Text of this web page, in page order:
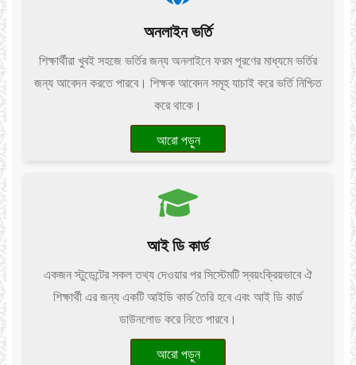
অনলাইন ভর্তি
শিক্ষার্থীরা খুবই সহজে ভর্তির জন্য অনলাইনে ফরম পূরণের মাধ্যমে ভর্তির
জন্য আবেদন করতে পারবে। শিক্ষক আবেদন সমূহ যাচাই করে ভর্তি নিশ্চিত
করে থাকে।
আরো পড়ুন
আই ডি কার্ড
একজন স্টুডেন্টের সকল তথ্য দেওয়ার পর সিস্টেমটি স্বয়ংক্রিয়ভাবে ঐ
শিক্ষার্থী এর জন্য একটি আইডি কার্ড তৈরি হবে এবং আই ডি কার্ড
ডাউনলোড করে নিতে পারবে।
আরো পড়ুন